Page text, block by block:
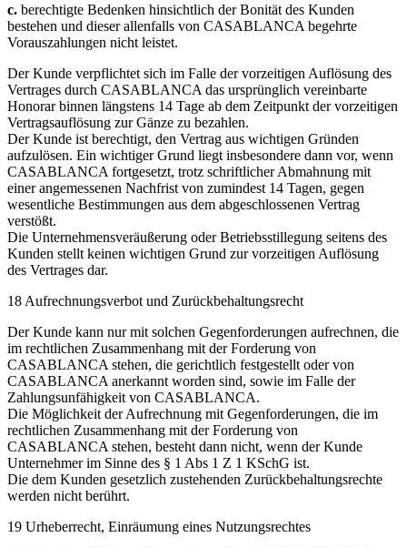
c. berechtigte Bedenken hinsichtlich der Bonität des Kunden
bestehen und dieser allenfalls von CASABLANCA begehrte
Vorauszahlungen nicht leistet.
Der Kunde verpflichtet sich im Falle der vorzeitigen Auflösung des
Vertrages durch CASABLANCA das ursprünglich vereinbarte
Honorar binnen längstens 14 Tage ab dem Zeitpunkt der vorzeitigen
Vertragsauflösung zur Gänze zu bezahlen.
Der Kunde ist berechtigt, den Vertrag aus wichtigen Gründen
aufzulösen. Ein wichtiger Grund liegt insbesondere dann vor, wenn
CASABLANCA fortgesetzt, trotz schriftlicher Abmahnung mit
einer angemessenen Nachfrist von zumindest 14 Tagen, gegen
wesentliche Bestimmungen aus dem abgeschlossenen Vertrag
verstößt.
Die Unternehmensveräußerung oder Betriebsstillegung seitens des
Kunden stellt keinen wichtigen Grund zur vorzeitigen Auflösung
des Vertrages dar.
18 Aufrechnungsverbot und Zurückbehaltungsrecht
Der Kunde kann nur mit solchen Gegenforderungen aufrechnen, die
im rechtlichen Zusammenhang mit der Forderung von
CASABLANCA stehen, die gerichtlich festgestellt oder von
CASABLANCA anerkannt worden sind, sowie im Falle der
Zahlungsunfähigkeit von CASABLANCA.
Die Möglichkeit der Aufrechnung mit Gegenforderungen, die im
rechtlichen Zusammenhang mit der Forderung von
CASABLANCA stehen, besteht dann nicht, wenn der Kunde
Unternehmer im Sinne des § 1 Abs 1 Z 1 KSchG ist.
Die dem Kunden gesetzlich zustehenden Zurückbehaltungsrechte
werden nicht berührt.
19 Urheberrecht, Einräumung eines Nutzungsrechtes